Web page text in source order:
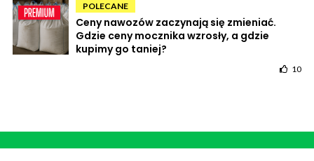
POLECANE
Ceny nawozów zaczynają się zmieniać.
Gdzie ceny mocznika wzrosły, a gdzie
kupimy go taniej?
10